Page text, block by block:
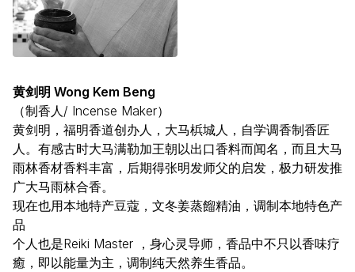
黄剑明 Wong Kem Beng
（制香人/ Incense Maker）
黄剑明，福明香道创办人，大马梹城人，自学调香制香匠
人。有感古时大马满勒加王朝以出口香料而闻名，而且大马
雨林香材香料丰富，后期得张明发师父的启发，极力研发推
广大马雨林合香。
现在也用本地特产豆蔻，文冬姜蒸餾精油，调制本地特色产
品
个人也是Reiki Master ，身心灵导师，香品中不只以香味疗
癒，即以能量为主，调制纯天然养生香品。